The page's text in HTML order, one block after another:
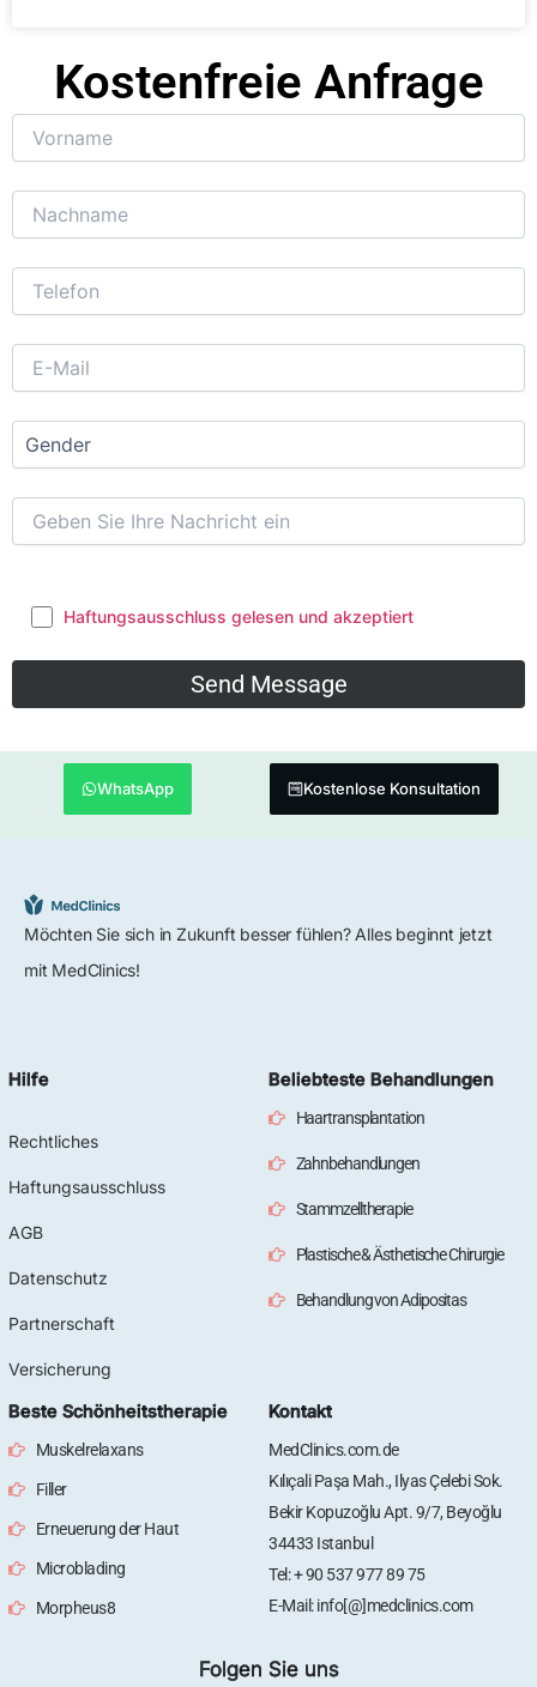
Kostenfreie Anfrage
Haftungsausschluss gelesen und akzeptiert
WhatsApp Kostenlose Konsultation
Möchten Sie sich in Zukunft besser fühlen? Alles beginnt jetzt
mit MedClinics!
Hilfe
Rechtliches
Haftungsausschluss
AGB
Datenschutz
Partnerschaft
Versicherung
Beliebteste Behandlungen
Haartransplantation
Zahnbehandlungen
Stammzelltherapie
Plastische & Ästhetische Chirurgie
Behandlung von Adipositas
Beste Schönheitstherapie
Muskelrelaxans
Filler
Erneuerung der Haut
Microblading
Morpheus8
Kontakt
MedClinics.com.de
Kılıçali Paşa Mah., Ilyas Çelebi Sok.
Bekir Kopuzoğlu Apt. 9/7, Beyoğlu
34433 Istanbul
Tel: + 90 537 977 89 75
E-Mail: info[@]medclinics.com
Folgen Sie uns